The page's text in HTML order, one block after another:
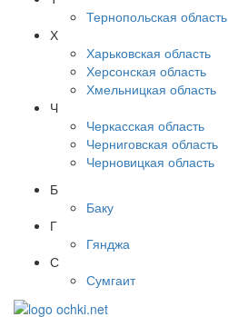
Тернопольская область
Х
Харьковская область
Херсонская область
Хмельницкая область
Ч
Черкасская область
Черниговская область
Черновицкая область
Б
Баку
Г
Гянджа
С
Сумгаит